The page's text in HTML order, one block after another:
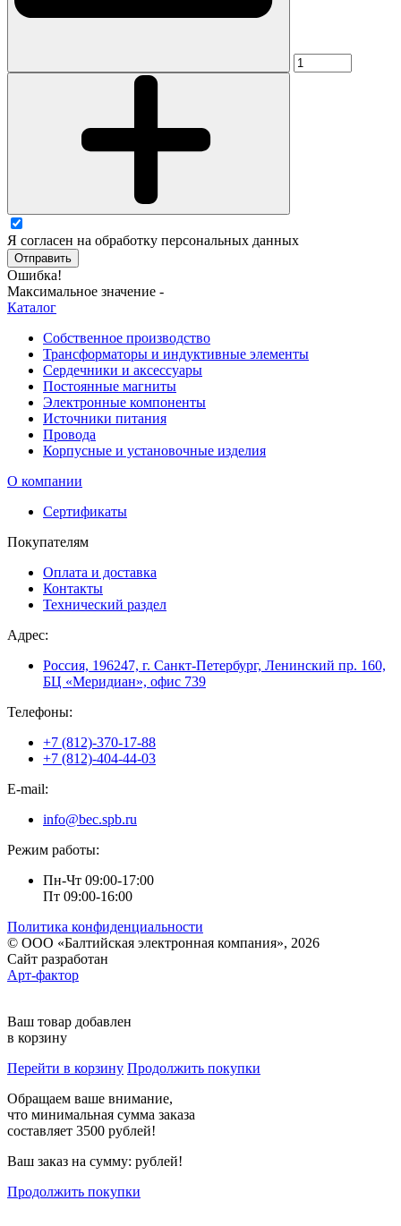
Я согласен на обработку персональных данных
Отправить
Ошибка!
Максимальное значение -
Каталог
Собственное производство
Трансформаторы и индуктивные элементы
Сердечники и аксессуары
Постоянные магниты
Электронные компоненты
Источники питания
Провода
Корпусные и установочные изделия
О компании
Сертификаты
Покупателям
Оплата и доставка
Контакты
Технический раздел
Адрес:
Россия, 196247, г. Санкт-Петербург, Ленинский пр. 160,
БЦ «Меридиан», офис 739
Телефоны:
+7 (812)-370-17-88
+7 (812)-404-44-03
E-mail:
info@bec.spb.ru
Режим работы:
Пн-Чт 09:00-17:00
Пт 09:00-16:00
Политика конфиденциальности
© ООО «Балтийская электронная компания», 2026
Сайт разработан
Арт-фактор
Ваш товар добавлен
в корзину
Перейти в корзину Продолжить покупки
Обращаем ваше внимание,
что минимальная сумма заказа
составляет 3500 рублей!
Ваш заказ на сумму: рублей!
Продолжить покупки